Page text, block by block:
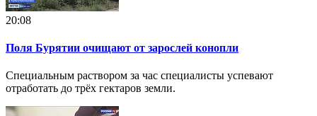
20:08
Поля Бурятии очищают от зарослей конопли
Специальным раствором за час специалисты успевают
отработать до трёх гектаров земли.